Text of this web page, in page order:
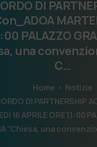
DI
PALAZZO
una
C…
Home
Notizie
DI PARTNERSHIP
16 APRILE ORE 11:00
“Chiesa, una